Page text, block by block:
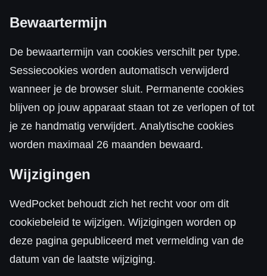
Bewaartermijn
De bewaartermijn van cookies verschilt per type.
Sessiecookies worden automatisch verwijderd
wanneer je de browser sluit. Permanente cookies
blijven op jouw apparaat staan tot ze verlopen of tot
je ze handmatig verwijdert. Analytische cookies
worden maximaal 26 maanden bewaard.
Wijzigingen
WedPocket behoudt zich het recht voor om dit
cookiebeleid te wijzigen. Wijzigingen worden op
deze pagina gepubliceerd met vermelding van de
datum van de laatste wijziging.